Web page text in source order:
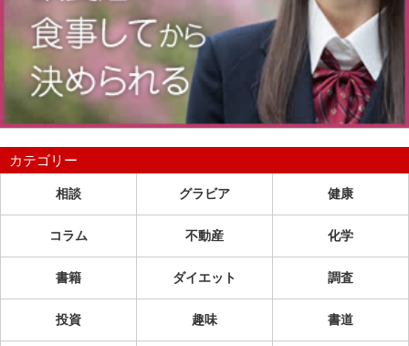
カテゴリー
相談 グラビア 健康
コラム 不動産 化学
書籍 ダイエット 調査
投資 趣味 書道